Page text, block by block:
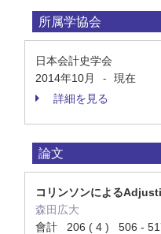
所属学協会
日本会計史学会
2014年10月
-
現在
詳細を見る
論文
コリンソンによる
森田広大
會計 206 ( 4 ) 506 -